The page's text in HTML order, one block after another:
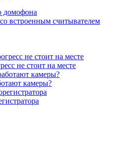
не стоит на месте
камеры?